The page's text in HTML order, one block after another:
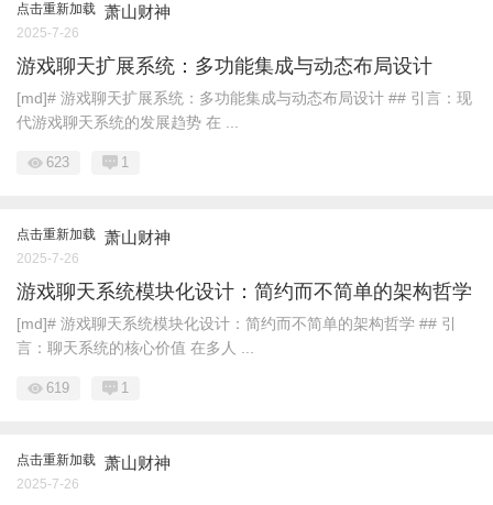
点击重新加载 萧山财神
2025-7-26
游戏聊天扩展系统：多功能集成与动态布局设计
[md]# 游戏聊天扩展系统：多功能集成与动态布局设计 ## 引言：现
代游戏聊天系统的发展趋势 在 ...
623 1
点击重新加载 萧山财神
2025-7-26
游戏聊天系统模块化设计：简约而不简单的架构哲学
[md]# 游戏聊天系统模块化设计：简约而不简单的架构哲学 ## 引
言：聊天系统的核心价值 在多人 ...
619 1
点击重新加载 萧山财神
2025-7-26